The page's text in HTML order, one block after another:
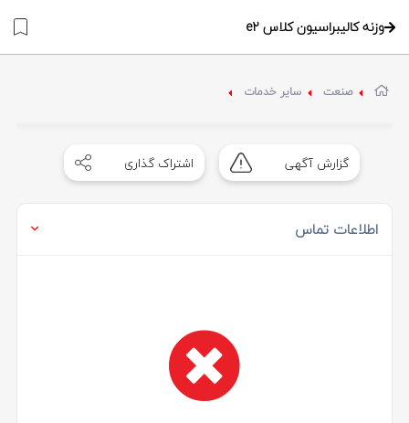
وزنه کالیبراسیون کلاس e2
صنعت سایر خدمات
رایگانگزارش آگهی اشتراک گذاری
اطلاعات تماس